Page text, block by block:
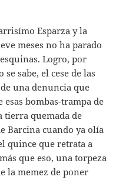
Esparza y la
meses no ha parado
Logro, por
sabe, el cese de las
una denuncia que
bombas-trampa de
tierra quemada de
Barcina cuando ya olía
quince que retrata a
que eso, una torpeza
la memez de poner